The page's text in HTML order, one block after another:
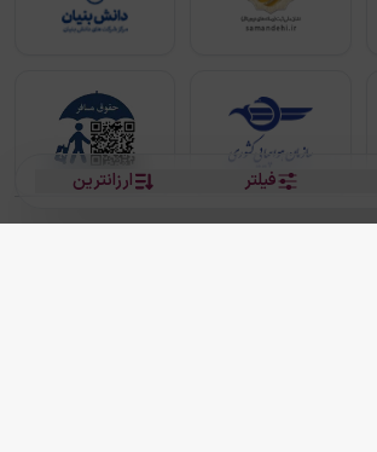
ارزانترین فیلتر
مشهدبلیط چارتربلیط هواپیما تهران استانبولرزرو هتل